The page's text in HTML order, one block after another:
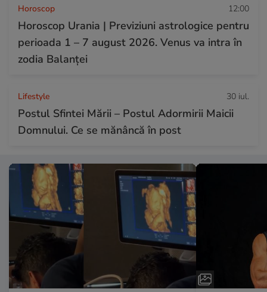
Horoscop 12:00
Horoscop Urania | Previziuni astrologice pentru
perioada 1 – 7 august 2026. Venus va intra în
zodia Balanței
Lifestyle 30 iul.
Postul Sfintei Mării – Postul Adormirii Maicii
Domnului. Ce se mănâncă în post